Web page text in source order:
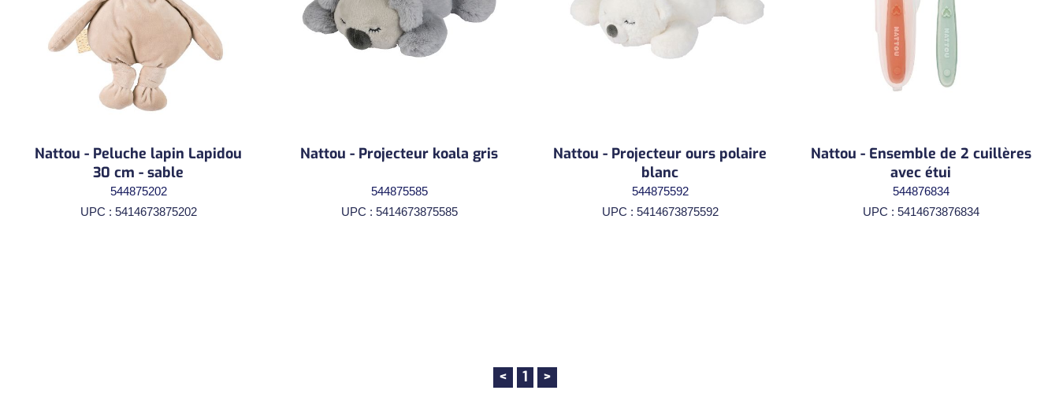
Nattou - Peluche lapin Lapidou
30 cm - sable
544875202
UPC : 5414673875202
Nattou - Projecteur koala gris
544875585
UPC : 5414673875585
Nattou - Projecteur ours polaire
blanc
544875592
UPC : 5414673875592
Nattou - Ensemble de 2 cuillères
avec étui
544876834
UPC : 5414673876834
< 1 >